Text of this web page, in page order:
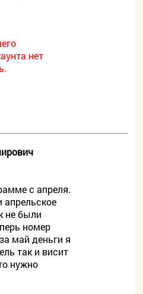
нет
с апреля.
не были
номер
май деньги я
так и висит
нужно